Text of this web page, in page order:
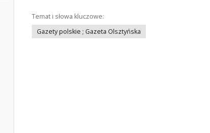
Temat i słowa kluczowe:
Gazety polskie ; Gazeta Olsztyńska